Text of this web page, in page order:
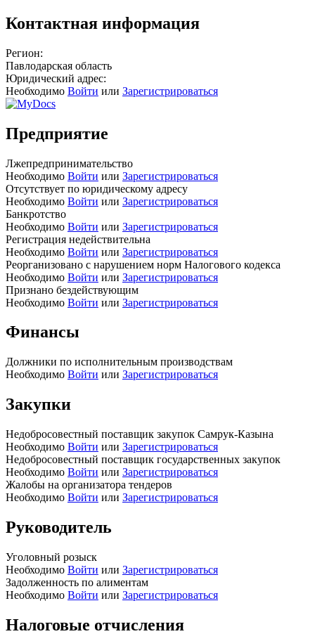
Контактная информация
Регион:
Павлодарская область
Юридический адрес:
Необходимо Войти или Зарегистрироваться
Предприятие
Лжепредпринимательство
Необходимо Войти или Зарегистрироваться
Отсутствует по юридическому адресу
Необходимо Войти или Зарегистрироваться
Банкротство
Необходимо Войти или Зарегистрироваться
Регистрация недействительна
Необходимо Войти или Зарегистрироваться
Реорганизовано с нарушением норм Налогового кодекса
Необходимо Войти или Зарегистрироваться
Признано бездействующим
Необходимо Войти или Зарегистрироваться
Финансы
Должники по исполнительным производствам
Необходимо Войти или Зарегистрироваться
Закупки
Недобросовестный поставщик закупок Самрук-Казына
Необходимо Войти или Зарегистрироваться
Недобросовестный поставщик государственных закупок
Необходимо Войти или Зарегистрироваться
Жалобы на организатора тендеров
Необходимо Войти или Зарегистрироваться
Руководитель
Уголовный розыск
Необходимо Войти или Зарегистрироваться
Задолженность по алиментам
Необходимо Войти или Зарегистрироваться
Налоговые отчисления